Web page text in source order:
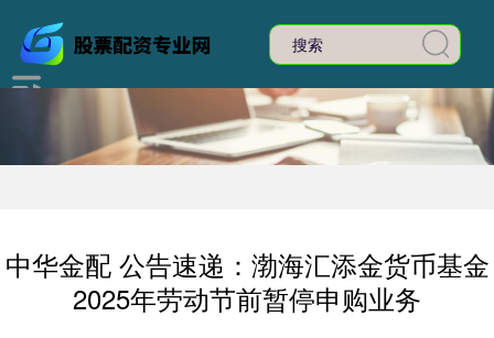
中华金配 公告速递：渤海汇添金货币基金
2025年劳动节前暂停申购业务